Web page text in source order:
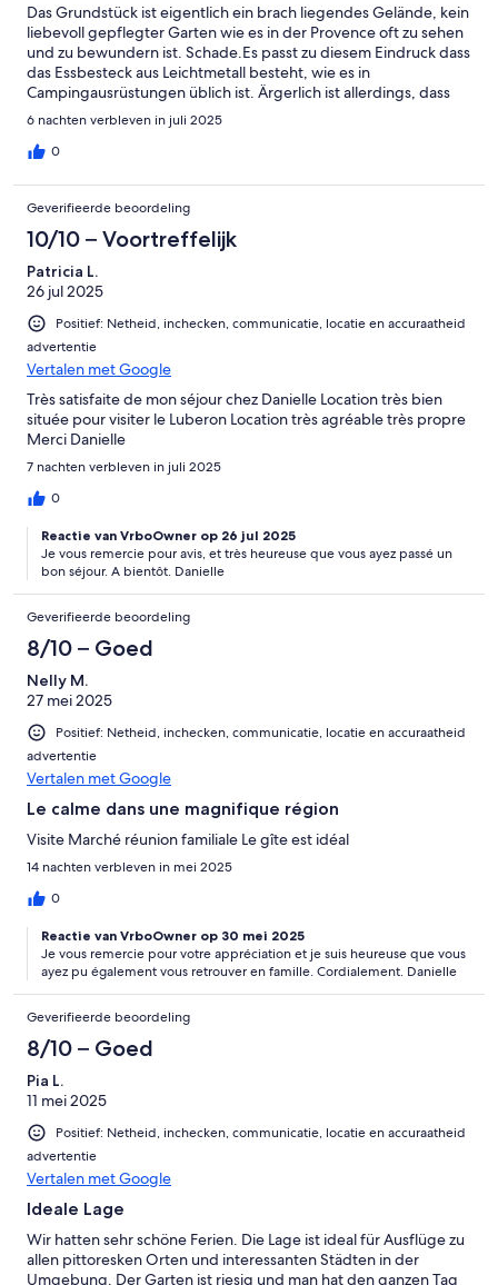
Das Grundstück ist eigentlich ein brach liegendes Gelände, kein
liebevoll gepflegter Garten wie es in der Provence oft zu sehen
und zu bewundern ist. Schade.Es passt zu diesem Eindruck dass
das Essbesteck aus Leichtmetall besteht, wie es in
Campingausrüstungen üblich ist. Ärgerlich ist allerdings, dass
die Schlafzimmertüren aus Einfachholz sich nicht wirksam
schließen lassen. Sie gehen beim leisesten Lufthauch von selbst
auf und schließen erst, wenn man sie mit dem Schlüssel
unbedingt förderlich.Die Matratzen waren gut.Draußen lässt es
sich im Schatten des Sonnenschirmes nur sitzen, wenn kein
Wind geht, da der Sonnenschirm dafür nicht stabil genug ist
und leicht umstürzt.Alles in allem könnte dies Anwesen ein
angenehmer Ort sein, wenn er von den Vermietern mehr
liebevolle Aufmerksamkeit bekäme.
6 nachten verbleven in juli 2025
0
Geverifieerde beoordeling
10/10 – Voortreffelijk
Patricia L.
26 jul 2025
Positief: Netheid, inchecken, communicatie, locatie en accuraatheid
advertentie
Vertalen met Google
Très satisfaite de mon séjour chez Danielle Location très bien
située pour visiter le Luberon Location très agréable très propre
Merci Danielle
7 nachten verbleven in juli 2025
0
Reactie van VrboOwner op 26 jul 2025
Je vous remercie pour avis, et très heureuse que vous ayez passé un
bon séjour. A bientôt. Danielle
Geverifieerde beoordeling
8/10 – Goed
Nelly M.
27 mei 2025
Positief: Netheid, inchecken, communicatie, locatie en accuraatheid
advertentie
Vertalen met Google
Le calme dans une magnifique région
Visite Marché réunion familiale Le gîte est idéal
14 nachten verbleven in mei 2025
0
Reactie van VrboOwner op 30 mei 2025
Je vous remercie pour votre appréciation et je suis heureuse que vous
ayez pu également vous retrouver en famille. Cordialement. Danielle
Geverifieerde beoordeling
8/10 – Goed
Pia L.
11 mei 2025
Positief: Netheid, inchecken, communicatie, locatie en accuraatheid
advertentie
Vertalen met Google
Ideale Lage
Wir hatten sehr schöne Ferien. Die Lage ist ideal für Ausflüge zu
allen pittoresken Orten und interessanten Städten in der
Umgebung. Der Garten ist riesig und man hat den ganzen Tag